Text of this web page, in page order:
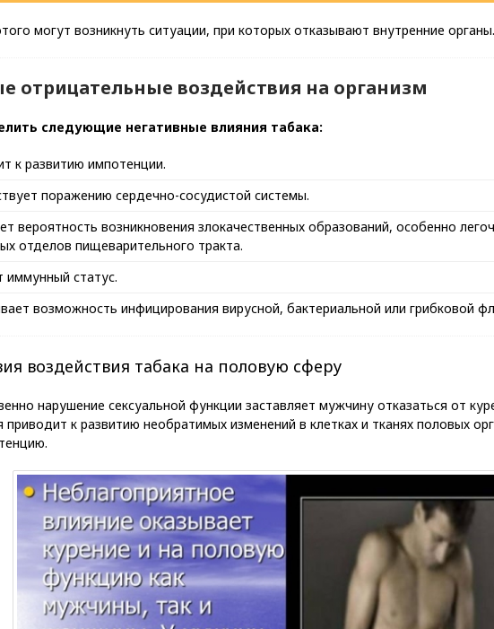
могут возникнуть ситуации, при которых отказывают внутренние органы.
отрицательные воздействия на организм
следующие негативные влияния табака:
к развитию импотенции.
поражению сердечно-сосудистой системы.
вероятность возникновения злокачественных образований, особенно
отделов пищеварительного тракта.
иммунный статус.
возможность инфицирования вирусной, бактериальной или грибковой
воздействия табака на половую сферу
нарушение сексуальной функции заставляет мужчину отказаться от
приводит к развитию необратимых изменений в клетках и тканях половых